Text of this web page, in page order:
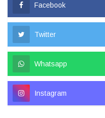
Facebook
Twitter
Whatsapp
Instagram